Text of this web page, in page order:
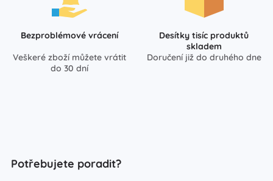
Bezproblémové vrácení
Veškeré zboží můžete vrátit
do 30 dní
Desítky tisíc produktů
skladem
Doručení již do druhého dne
Potřebujete poradit?